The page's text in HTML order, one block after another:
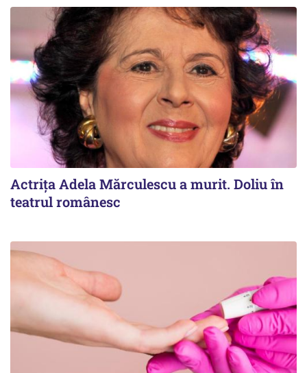
Actrița Adela Mărculescu a murit. Doliu în
teatrul românesc